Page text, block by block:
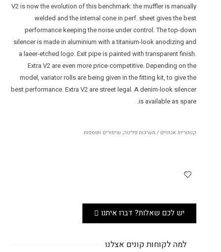
V2 is now the evolution of this benchmark: the muffler is manually
welded and the internal cone in perf. sheet gives the best
performance keeping the noise under control. The top-down
silencer is made in aluminium with a titanium-look anodizing and
a laeer-etched logo. Exit pipe is painted with transparent finish.
Extra V2 are even more price-competitive. Depending on the
model, variator rolls are being given in the fitting kit, to give the
best performance. Extra V2 are street legal. A denim-look silencer
is available as spare.
קטגוריות אגזוזים / מערכות פליטה, שיפורים ותוספות
יש לכם שאלות? דברו איתנו
למה לקוחות קונים אצלנו